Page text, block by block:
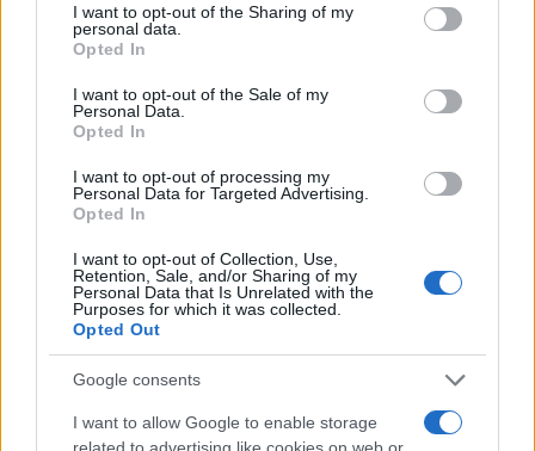
not limited to your visit or usage behaviour. You may click to
grant or deny consent to Google and its third-party tags to
use your data for below specified purposes in below Google
consent section.
I want to opt-out of the Sharing of my
personal data.
Opted In
I want to opt-out of the Sale of my
Personal Data.
Opted In
I want to opt-out of processing my
Personal Data for Targeted Advertising.
Opted In
I want to opt-out of Collection, Use,
Retention, Sale, and/or Sharing of my
Personal Data that Is Unrelated with the
Purposes for which it was collected.
Opted Out
Google consents
I want to allow Google to enable storage
related to advertising like cookies on web or
Vuoi rimuovere le pubblicità nazionali?
Puoi abbonarti asoli € 1,10 al mese
cliccandoqui
Sei già abbonato?
Puoi effettuare l'accesso andando nella
sezioneLogindal menù del sito o
cliccandoqui